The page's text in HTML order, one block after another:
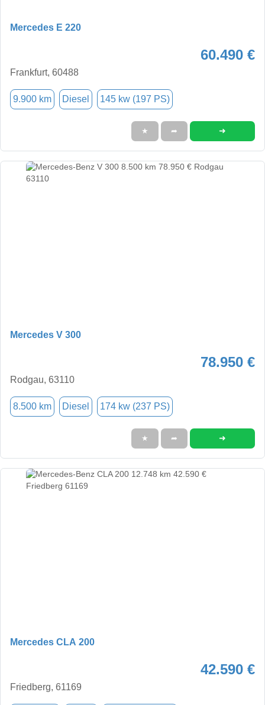
Mercedes E 220
60.490 €
Frankfurt, 60488
9.900 km Diesel 145 kw (197 PS)
★ ➦ ➜
Mercedes V 300
78.950 €
Rodgau, 63110
8.500 km Diesel 174 kw (237 PS)
★ ➦ ➜
Mercedes CLA 200
42.590 €
Friedberg, 61169